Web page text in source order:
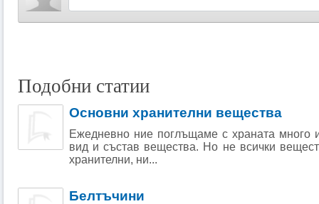
Подобни статии
Основни хранителни вещества
Ежедневно ние поглъщаме с храната много
вид и състав вещества. Но не всички
хранителни, ни...
Белтъчини